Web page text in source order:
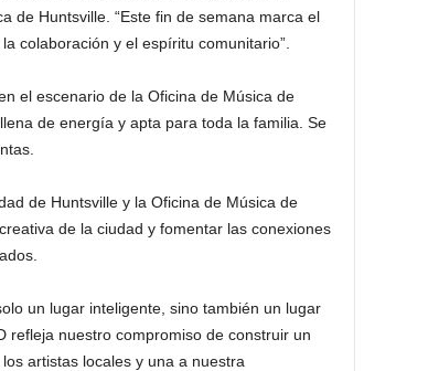
de Huntsville. “Este fin de semana marca el
colaboración y el espíritu comunitario”.
el escenario de la Oficina de Música de
de energía y apta para toda la familia. Se
de Huntsville y la Oficina de Música de
de la ciudad y fomentar las conexiones
un lugar inteligente, sino también un lugar
refleja nuestro compromiso de construir un
artistas locales y una a nuestra